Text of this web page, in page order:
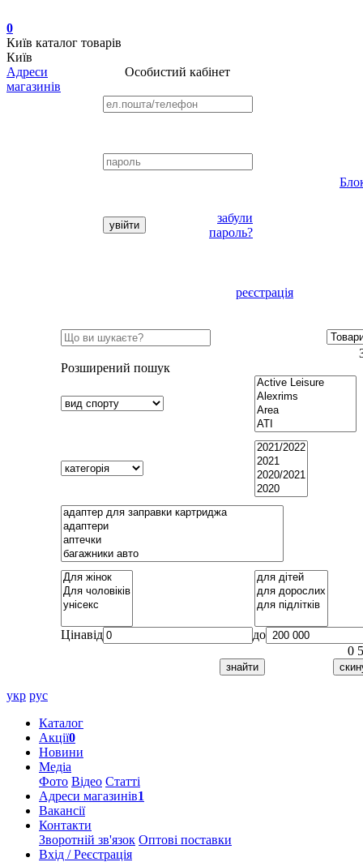
0
Київ каталог товарів
Київ
Адреси
магазинів
Особистий кабінет
забули
пароль?
реєстрація
Розширений пошук
Цінавід
до
0
укр рус
Каталог
Акції0
Новини
Медіа
Фото Відео Статті
Адреси магазинів1
Вакансії
Контакти
Зворотній зв'язок Оптові поставки
Вхід / Реєстрація